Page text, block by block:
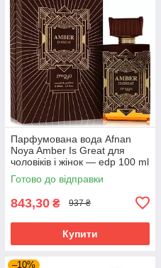
Парфумована вода Afnan
Noya Amber Is Great для
чоловіків і жінок — edp 100 ml
Готово до відправки
843,30 ₴ 937 ₴
Купити
–10%